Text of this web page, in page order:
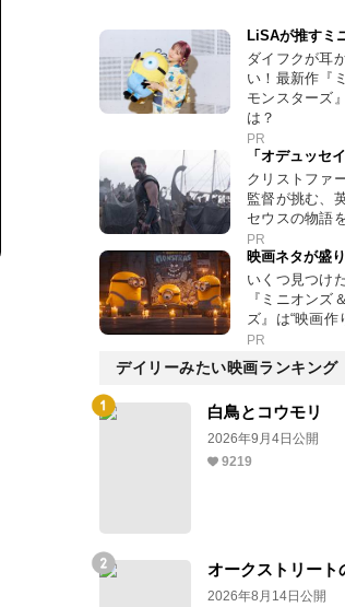
LiSAが推すミ
ダイフクが耳
い！最新作『
モンスターズ
は？
PR
「オデュッセ
クリストファ
監督が挑む、
セウスの物語
PR
映画ネタが盛
いくつ見つけ
『ミニオンズ
ズ』は“映画作
PR
デイリーみたい映画ランキング
白鳥とコウモリ
2026年9月4日公開
9219
オークストリート
2026年8月14日公開